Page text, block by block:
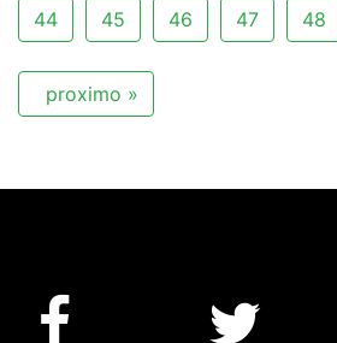
44 45 46 47 48
proximo »